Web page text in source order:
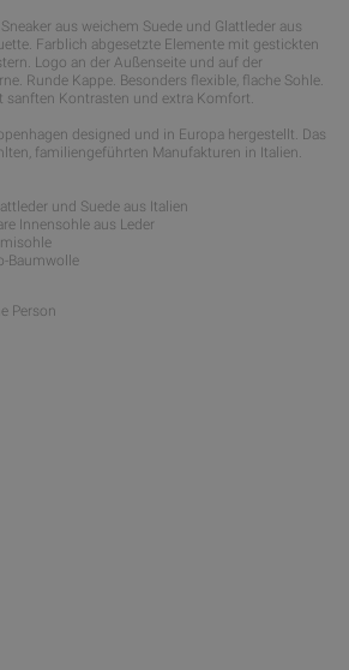
aus weichem Suede und Glattleder aus
Farblich abgesetzte Elemente mit gestickten
Logo an der Außenseite und auf der
Runde Kappe. Besonders flexible, flache Sohle.
sanften Kontrasten und extra Komfort.
designed und in Europa hergestellt. Das
familiengeführten Manufakturen in Italien.
und Suede aus Italien
Innensohle aus Leder
Baumwolle
Person